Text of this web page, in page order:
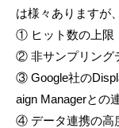
は様々ありますが
① ヒット数の上限
② 非サンプリング
③ Google社の
aign Managerとの
④ データ連携の高